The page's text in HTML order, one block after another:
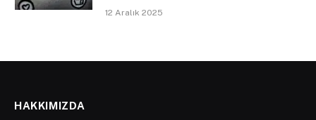
12 Aralık 2025
HAKKIMIZDA